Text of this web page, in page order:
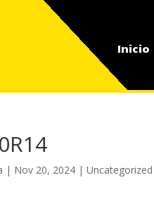
Inicio
| Nov 20, 2024 |Uncategorized